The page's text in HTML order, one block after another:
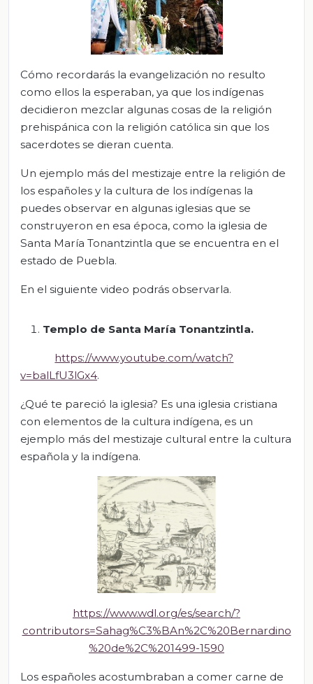
Cómo recordarás la evangelización no resulto
como ellos la esperaban, ya que los indígenas
decidieron mezclar algunas cosas de la religión
prehispánica con la religión católica sin que los
sacerdotes se dieran cuenta.
Un ejemplo más del mestizaje entre la religión de
los españoles y la cultura de los indígenas la
puedes observar en algunas iglesias que se
construyeron en esa época, como la iglesia de
Santa María Tonantzintla que se encuentra en el
estado de Puebla.
En el siguiente video podrás observarla.
Templo de Santa María Tonantzintla.
https://www.youtube.com/watch?
v=balLfU3lGx4.
¿Qué te pareció la iglesia? Es una iglesia cristiana
con elementos de la cultura indígena, es un
ejemplo más del mestizaje cultural entre la cultura
española y la indígena.
https://www.wdl.org/es/search/?
contributors=Sahag%C3%BAn%2C%20Bernardino
%20de%2C%201499-1590
Los españoles acostumbraban a comer carne de